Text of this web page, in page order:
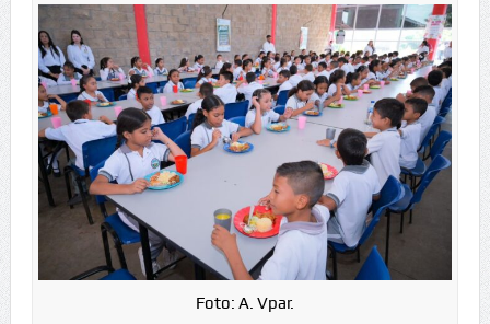
Foto: A. Vpar.